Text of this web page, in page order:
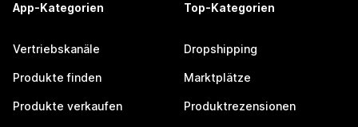
App-Kategorien
Vertriebskanäle
Produkte finden
Produkte verkaufen
Top-Kategorien
Dropshipping
Marktplätze
Produktrezensionen